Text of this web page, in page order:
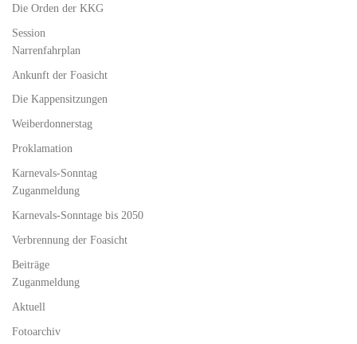
Die Orden der KKG
Session
Narrenfahrplan
Ankunft der Foasicht
Die Kappensitzungen
Weiberdonnerstag
Proklamation
Karnevals-Sonntag
Zuganmeldung
Karnevals-Sonntage bis 2050
Verbrennung der Foasicht
Beiträge
Zuganmeldung
Aktuell
Fotoarchiv